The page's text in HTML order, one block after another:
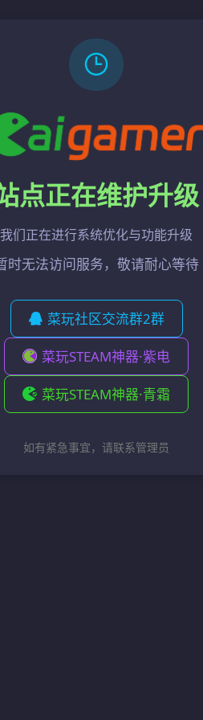
点正在维护升级
我们正在进行系统优化与功能升级
时无法访问服务，敬请耐心等待
菜玩社区交流群2群
菜玩STEAM神器·紫电
菜玩STEAM神器·青霜
如有紧急事宜，请联系管理员